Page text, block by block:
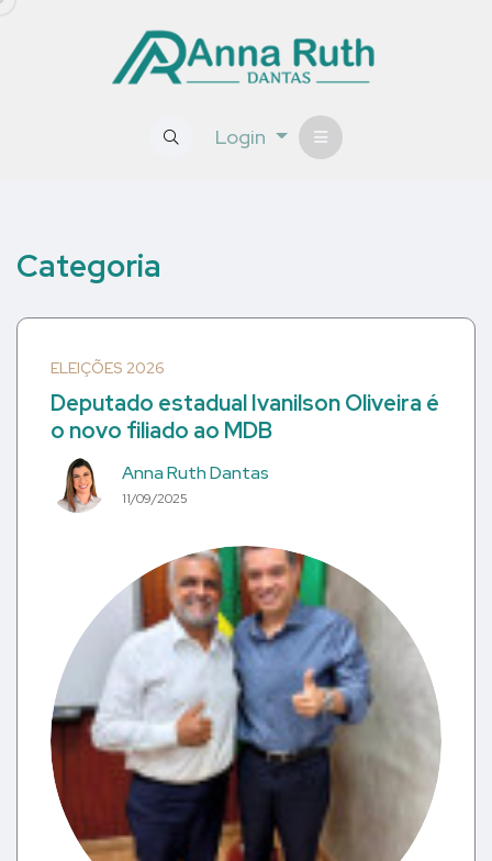
Login
Categoria
ELEIÇÕES 2026
Deputado estadual Ivanilson Oliveira é
o novo filiado ao MDB
Anna Ruth Dantas
11/09/2025